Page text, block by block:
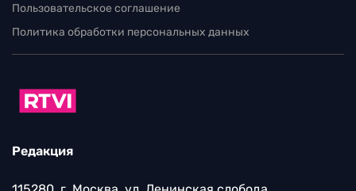
Пользовательское соглашение
Политика обработки персональных данных
Редакция